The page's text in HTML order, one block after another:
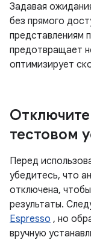
Задавая
без прямого
представлениям
предотвращает
оптимизирует
тестовом
Перед
убедитесь, что
отключена,
результаты.
Espresso , но
вручную